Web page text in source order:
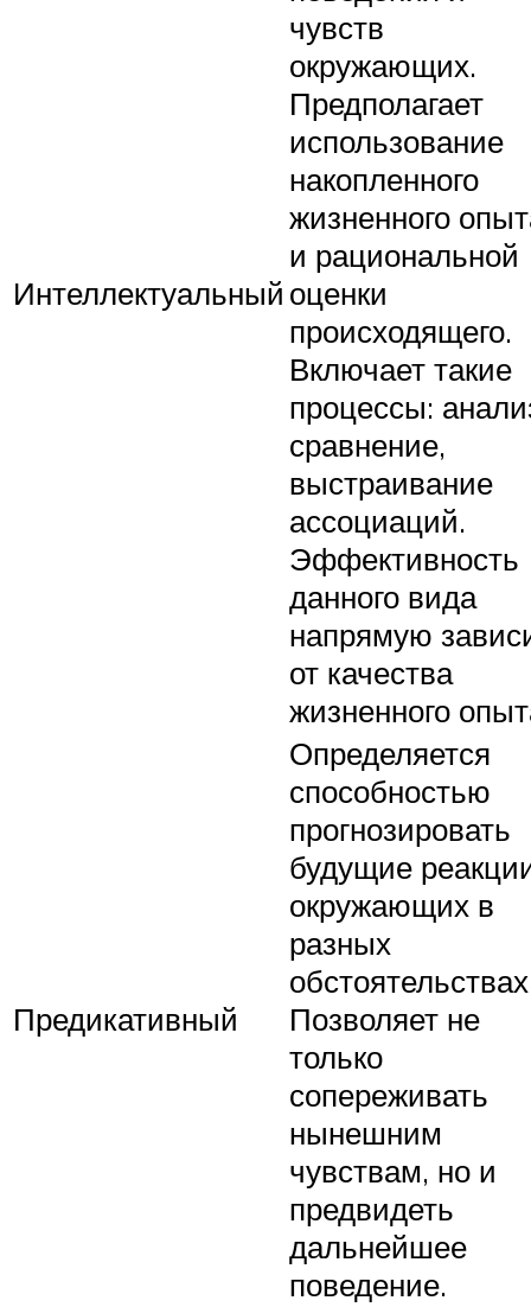
Интеллектуальный
чувств
окружающих.
Предполагает
использование
накопленного
жизненного
и рациональной
оценки
происходящего.
Включает такие
процессы:
сравнение,
выстраивание
ассоциаций.
Эффективность
данного вида
напрямую
от качества
жизненного
Предикативный
Определяется
способностью
прогнозировать
будущие
окружающих в
разных
Позволяет не
только
сопереживать
нынешним
чувствам, но и
предвидеть
дальнейшее
поведение.